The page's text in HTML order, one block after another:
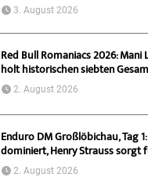
3. August 2026
Red Bull Romaniacs 2026:
holt historischen siebten
2. August 2026
Enduro DM Großlöbichau, Tag
dominiert, Henry Strauss sorgt
2. August 2026